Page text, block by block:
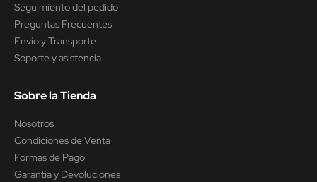
Seguimiento del pedido
Preguntas Frecuentes
Envío y Transporte
Soporte y asistencia
Sobre la Tienda
Nosotros
Condiciones de Venta
Formas de Pago
Garantía y Devoluciones